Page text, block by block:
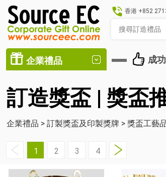
香港 +852
企業禮品 成
訂造獎盃 | 獎盃
企業禮品 > 訂製獎盃及印製獎牌 > 獎盃工藝
1 2 3 4